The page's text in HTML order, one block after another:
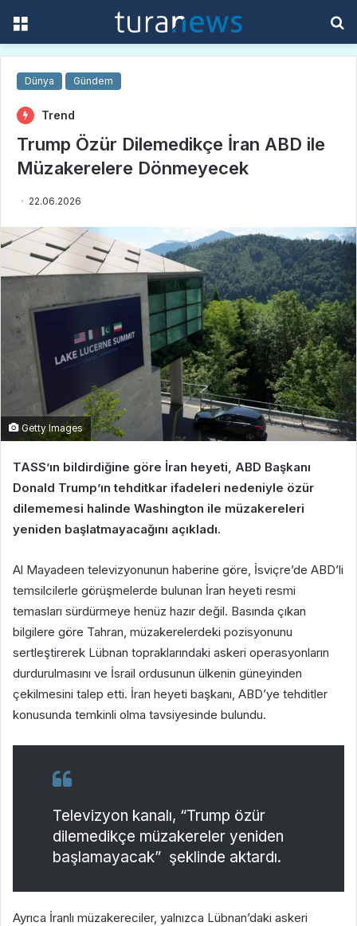
Dünya Gündem
Trend
Trump Özür Dilemedikçe İran ABD ile
Müzakerelere Dönmeyecek
22.06.2026
Getty Images
TASS’ın bildirdiğine göre İran heyeti, ABD Başkanı
Donald Trump’ın tehditkar ifadeleri nedeniyle özür
dilememesi halinde Washington ile müzakereleri
yeniden başlatmayacağını açıkladı.
Al Mayadeen televizyonunun haberine göre, İsviçre’de ABD’li
temsilcilerle görüşmelerde bulunan İran heyeti resmi
temasları sürdürmeye henüz hazır değil. Basında çıkan
bilgilere göre Tahran, müzakerelerdeki pozisyonunu
sertleştirerek Lübnan topraklarındaki askeri operasyonların
durdurulmasını ve İsrail ordusunun ülkenin güneyinden
çekilmesini talep etti. İran heyeti başkanı, ABD’ye tehditler
konusunda temkinli olma tavsiyesinde bulundu.
Televizyon kanalı, “Trump özür
dilemedikçe müzakereler yeniden
başlamayacak” şeklinde aktardı.
Ayrıca İranlı müzakereciler, yalnızca Lübnan’daki askeri